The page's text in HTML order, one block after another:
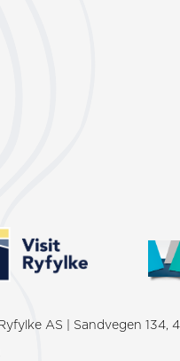
AS | Sandvegen 134,